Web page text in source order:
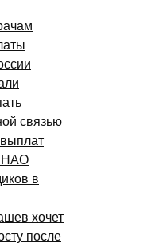
связью
в
хочет
после